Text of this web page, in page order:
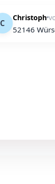
C
Christoph
52146